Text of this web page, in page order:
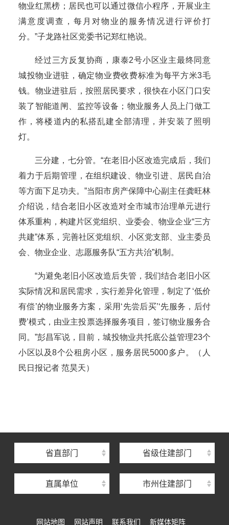
物业红黑榜；居民也可以通过微信小程序，开展业主
满意度调查，每月对物业的服务情况进行评价打
分。”子龙路社区党委书记郑红艳说。
经过三方反复协商，康泰2号小区业主最终同意
城投物业进驻，确定物业费收费标准为每平方米3毛
钱。物业进驻后，按照居民要求，很快在小区门口安
装了智能道闸、监控等设备；物业服务人员上门做工
作，将楼道内的私搭乱建全部清理，并安装了照明
灯。
三分建，七分管。“在老旧小区改造完成后，我们
着力于后期管理，在组织建设、物业引进、居民自治
等方面下足功夫。”当阳市房产保障中心副主任龚旺林
介绍说，结合老旧小区改造对全市城市治理单元进行
体系重构，构建片区党组织、业委会、物业企业“三方
共建”体系，完善社区党组织、小区党支部、业主委员
会、物业企业、志愿服务队“五方共治”机制。
“为避免老旧小区改造后失管，我们结合老旧小区
实际情况和居民需求，实行差异化管理，制定了‘低价
有偿’的物业服务方案，采用‘先尝后买’‘先服务，后付
费’模式，由业主投票选择服务项目，签订物业服务合
同。”彭昌军说，目前，城投物业共托底公益管理23个
小区以及8个公租房小区，服务居民5000多户。（人
民日报记者 范昊天）
省直部门 省级住建部门
直属单位
湖北省住房保障中心
湖北省建设工程质量安全监督总站
湖北省建设工程标准定额管理总站 市州住建部门
网站地图 网站声明 联系我们 新媒体矩阵